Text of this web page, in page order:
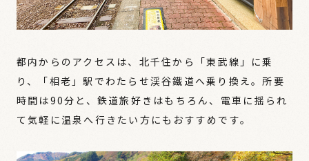
都内からのアクセスは、北千住から「東武線」に乗
り、「相老」駅でわたらせ渓谷鐵道へ乗り換え。所要
時間は90分と、鉄道旅好きはもちろん、電車に揺られ
て気軽に温泉へ行きたい方にもおすすめです。